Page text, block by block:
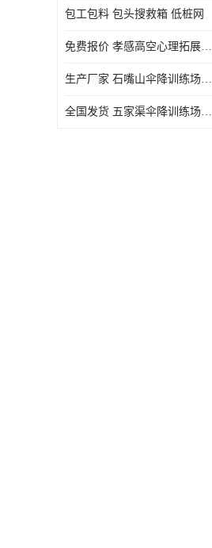
包工包料 包头搜救箱 低桩网
免费报价 孝感高空心理拓展器材 低桩网
生产厂家 石嘴山伞降训练场器材 空中单杠
全国发货 五家渠伞降训练场器材 低桩网